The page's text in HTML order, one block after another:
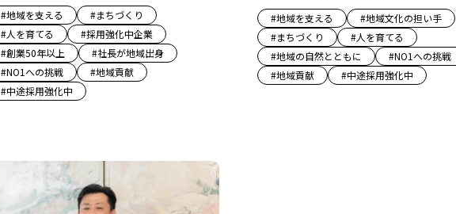
#地域を支える #まちづくり
#人を育てる #採用強化中企業
#創業50年以上 #社長が地域出身
#NO1への挑戦 #地域貢献
#中途採用強化中
#地域を支える #地域文化の担い手
#まちづくり #人を育てる
#地域の自然とともに #NO1への挑戦
#地域貢献 #中途採用強化中